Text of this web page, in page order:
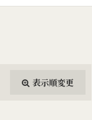
表示順変更